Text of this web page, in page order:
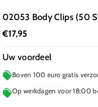
02053 Body Clips (50
€17,95
Uw voordeel
Boven 100 euro gratis
Op werkdagen voor 18:00